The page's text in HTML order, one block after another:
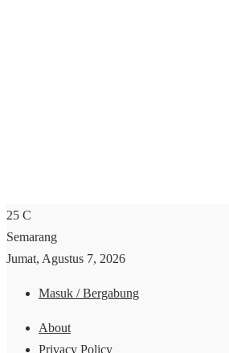
25 C
Semarang
Jumat, Agustus 7, 2026
Masuk / Bergabung
About
Privacy Policy